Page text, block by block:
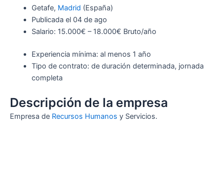
Getafe, Madrid (España)
Publicada el 04 de ago
Salario: 15.000€ – 18.000€ Bruto/año
Experiencia mínima: al menos 1 año
Tipo de contrato: de duración determinada, jornada
completa
Descripción de la empresa
Empresa de Recursos Humanos y Servicios.